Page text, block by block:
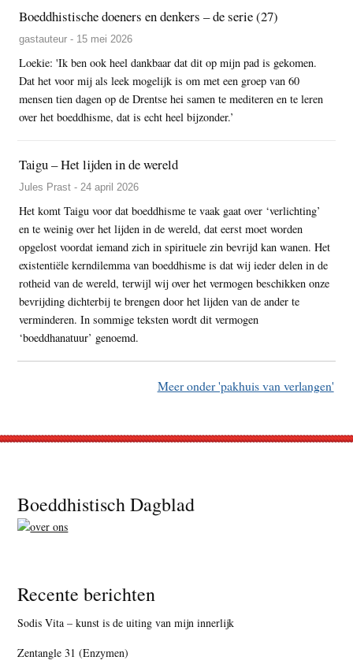
Boeddhistische doeners en denkers – de serie (27)
gastauteur - 15 mei 2026
Loekie: 'Ik ben ook heel dankbaar dat dit op mijn pad is gekomen.
Dat het voor mij als leek mogelijk is om met een groep van 60
mensen tien dagen op de Drentse hei samen te mediteren en te leren
over het boeddhisme, dat is echt heel bijzonder.’
Taigu – Het lijden in de wereld
Jules Prast - 24 april 2026
Het komt Taigu voor dat boeddhisme te vaak gaat over ‘verlichting’
en te weinig over het lijden in de wereld, dat eerst moet worden
opgelost voordat iemand zich in spirituele zin bevrijd kan wanen. Het
existentiële kerndilemma van boeddhisme is dat wij ieder delen in de
rotheid van de wereld, terwijl wij over het vermogen beschikken onze
bevrijding dichterbij te brengen door het lijden van de ander te
verminderen. In sommige teksten wordt dit vermogen
‘boeddhanatuur’ genoemd.
Meer onder 'pakhuis van verlangen'
Footer
Boeddhistisch Dagblad
Recente berichten
Sodis Vita – kunst is de uiting van mijn innerlijk
Zentangle 31 (Enzymen)